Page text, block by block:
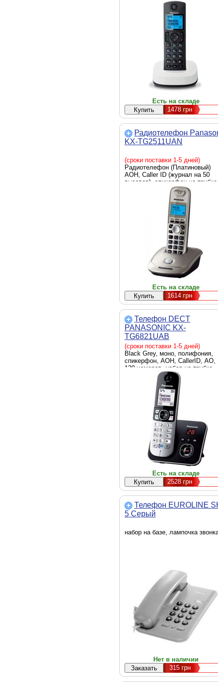
Есть на складе
1478 грн
Радиотелефон
KX-TG2511UAN
(сроки поставки 1-5 дней)
Радиотелефон (Платиновый)
АОН, Caller ID (журнал на 50
вызовов), спикерфон на
полифонические мелодии
повторный набор номера,
телефонный справочник (50
Есть на складе
1614 грн
Телефон DECT
PANASONIC KX-
TG6821UAB
(сроки поставки 1-5 дней)
Black Grey, моно, полифония,
спикерфон, АОН, CallerID, АО,
120 номеров, набор на трубке
Есть на складе
2528 грн
Телефон EUROLINE
5 Серый
набор на базе, лампочка
Нет в наличии
315грн